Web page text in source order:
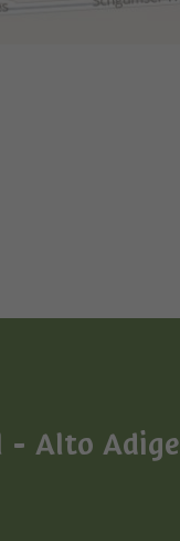
- Alto Adige